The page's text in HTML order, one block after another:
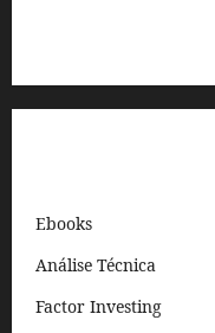
Ebooks
Análise Técnica
Factor Investing